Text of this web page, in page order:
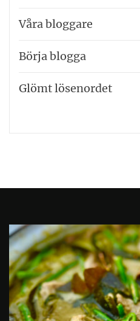
Våra bloggare
Börja blogga
Glömt lösenordet